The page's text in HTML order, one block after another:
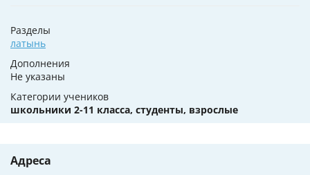
Разделы
латынь
Дополнения
Не указаны
Категории учеников
школьники 2-11 класса, студенты, взрослые
Адреса